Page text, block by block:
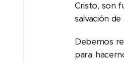
Cristo, son
salvación
Debemos
para